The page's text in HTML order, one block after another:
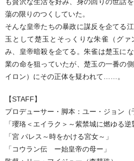
も贅沢な生活を好み、身の回りの世話
蕩の限りのつくしていた。
そんな皇帝たちの暴政に謀反を企てる
玉として楚玉とそっくりな朱雀（グ
み、皇帝暗殺を企てる。朱雀は楚玉に
業の命を狙っていたが、楚玉の一番の
イロン）にその正体を疑われて……。
【STAFF】
プロデューサー・脚本：ユー・ジョン（
「瓔珞＜エイラク＞～紫禁城に燃ゆる逆
「宮 パレス～時をかける宮女～」
「コウラン伝 ー始皇帝の母ー」